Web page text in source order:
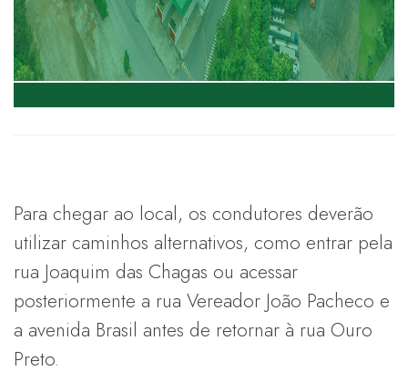
Para chegar ao local, os condutores deverão
utilizar caminhos alternativos, como entrar pela
rua Joaquim das Chagas ou acessar
posteriormente a rua Vereador João Pacheco e
a avenida Brasil antes de retornar à rua Ouro
Preto.